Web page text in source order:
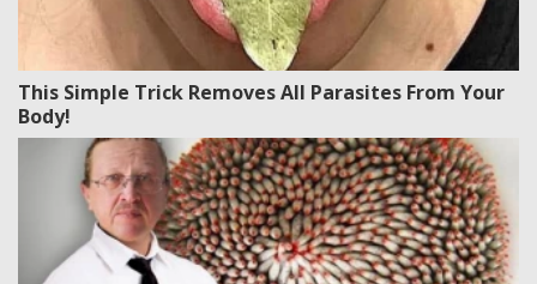
This Simple Trick Removes All Parasites From Your
Body!